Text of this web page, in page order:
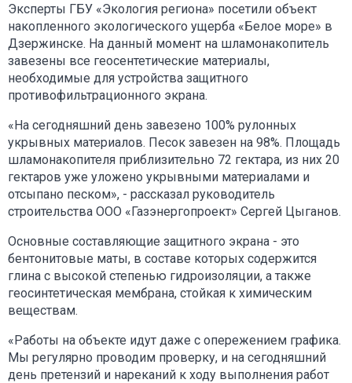
Эксперты ГБУ «Экология региона» посетили объект
накопленного экологического ущерба «Белое море» в
Дзержинске. На данный момент на шламонакопитель
завезены все геосентетические материалы,
необходимые для устройства защитного
противофильтрационного экрана.
«На сегодняшний день завезено 100% рулонных
укрывных материалов. Песок завезен на 98%. Площадь
шламонакопителя приблизительно 72 гектара, из них 20
гектаров уже уложено укрывными материалами и
отсыпано песком», - рассказал руководитель
строительства ООО «Газэнергопроект» Сергей Цыганов.
Основные составляющие защитного экрана - это
бентонитовые маты, в составе которых содержится
глина с высокой степенью гидроизоляции, а также
геосинтетическая мембрана, стойкая к химическим
веществам.
«Работы на объекте идут даже с опережением графика.
Мы регулярно проводим проверку, и на сегодняшний
день претензий и нареканий к ходу выполнения работ